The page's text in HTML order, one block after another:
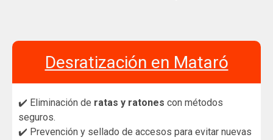
Desratización en Mataró
✔️ Eliminación de ratas y ratones con métodos
seguros.
✔️ Prevención y sellado de accesos para evitar nuevas